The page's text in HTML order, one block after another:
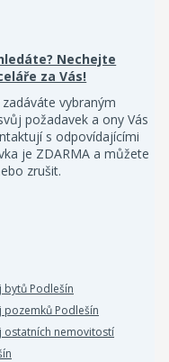
Nechejte
za Vás!
vybraným
požadavek a ony Vás
s odpovídajícími
je ZDARMA a můžete
zrušit.
bytů Podlešín
pozemků Podlešín
ostatních nemovitostí